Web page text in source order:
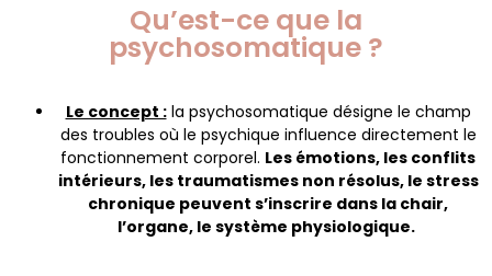
Qu’est-ce que la
psychosomatique ?
Le concept :la psychosomatique désigne le champ
des troubles où le psychique influence directement le
fonctionnement corporel. Les émotions, les conflits
intérieurs, les traumatismes non résolus, le stress
chronique peuvent s’inscrire dans la chair,
l’organe, le système physiologique.